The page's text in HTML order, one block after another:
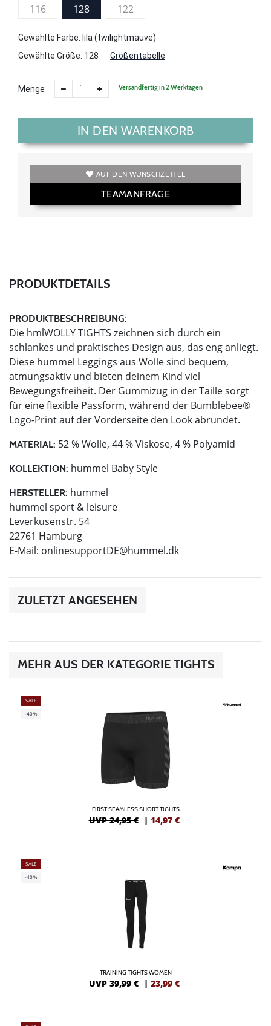
116
128 122
Gewählte Farbe: lila (twilightmauve)
Gewählte Größe: 128 Größentabelle
Menge Versandfertig in 2 Werktagen
IN DEN WARENKORB
AUF DEN WUNSCHZETTEL
TEAMANFRAGE
PRODUKTDETAILS
PRODUKTBESCHREIBUNG:
Die hmlWOLLY TIGHTS zeichnen sich durch ein
schlankes und praktisches Design aus, das eng anliegt.
Diese hummel Leggings aus Wolle sind bequem,
atmungsaktiv und bieten deinem Kind viel
Bewegungsfreiheit. Der Gummizug in der Taille sorgt
für eine flexible Passform, während der Bumblebee®
Logo-Print auf der Vorderseite den Look abrundet.
MATERIAL: 52 % Wolle, 44 % Viskose, 4 % Polyamid
KOLLEKTION: hummel Baby Style
HERSTELLER: hummel
hummel sport & leisure
Leverkusenstr. 54
22761 Hamburg
E-Mail: onlinesupportDE@hummel.dk
ZULETZT ANGESEHEN
MEHR AUS DER KATEGORIE TIGHTS
SALE
-40%
FIRST SEAMLESS SHORT TIGHTS
UVP 24,95 € | 14,97 €
SALE
-40%
TRAINING TIGHTS WOMEN
UVP 39,99 € | 23,99 €